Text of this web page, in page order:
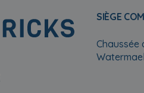
SIÈGE
Chaussée